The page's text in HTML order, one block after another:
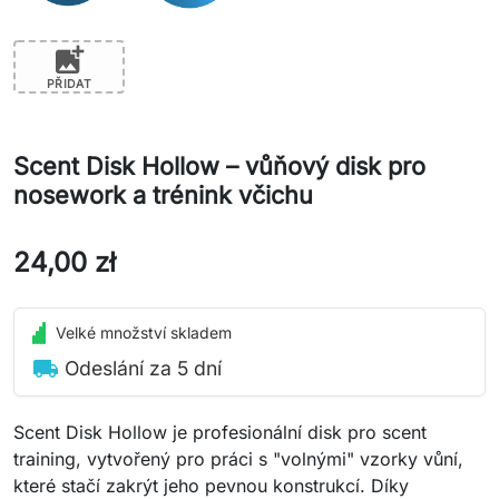
add_photo_alternate
PŘIDAT
Scent Disk Hollow – vůňový disk pro
nosework a trénink včichu
24,00 zł
Velké množství skladem
local_shipping Odeslání za 5 dní
Scent Disk Hollow je profesionální disk pro scent
training, vytvořený pro práci s "volnými" vzorky vůní,
které stačí zakrýt jeho pevnou konstrukcí. Díky